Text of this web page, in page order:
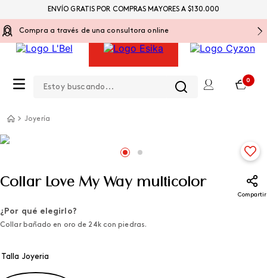
Compra a través de una consultora online
0
ENVÍO GRATIS POR COMPRAS MAYORES A $130.000
Joyería
Collar Love My Way multicolor
Compartir
¿Por qué elegirlo?
Collar bañado en oro de 24k con piedras.
Talla Joyeria